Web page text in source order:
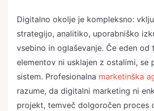
Digitalno okolje je kompleksno:
strategijo, analitiko, uporabniško
vsebino in oglaševanje. Če eden od
elementov ni usklajen z ostalimi, se
sistem. Profesionalna marketinška
razume, da digitalni marketing ni
projekt, temveč dolgoročen proces